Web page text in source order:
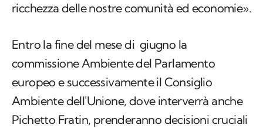
ricchezza delle nostre comunità ed economie».
Entro la fine del mese di giugno la
commissione Ambiente del Parlamento
europeo e successivamente il Consiglio
Ambiente dell'Unione, dove interverrà anche
Pichetto Fratin, prenderanno decisioni cruciali